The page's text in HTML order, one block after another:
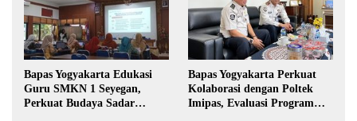
Bapas Yogyakarta Edukasi
Guru SMKN 1 Seyegan,
Perkuat Budaya Sadar
Bapas Yogyakarta Perkuat
Kolaborasi dengan Poltek
Imipas, Evaluasi Program